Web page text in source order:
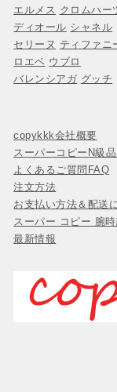
エルメス クロムハー
ディオール シャネル
セリーヌ ティファニ
ロエベ ウブロ
バレンシアガ グッチ
copykkk会社概要
スーパーコピーN級品
よくあるご質問FAQ
注文方法
お支払い方法＆配送
スーパー コピー 腕
最新情報